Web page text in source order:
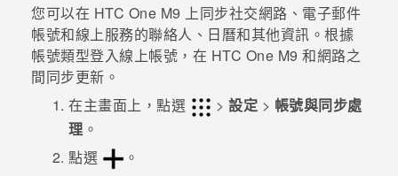
優惠專區
焦點訊息
校園專案
銷售門市
銷售通路
VIVELAND
您可以在 HTC One M9 上同步社交網路、電子郵件
帳號和線上服務的聯絡人、日曆和其他資訊。根據
帳號類型登入線上帳號，在 HTC One M9 和網路之
間同步更新。
在主畫面上，點選 > 設定 > 帳號與同步處
理 。
點選
。